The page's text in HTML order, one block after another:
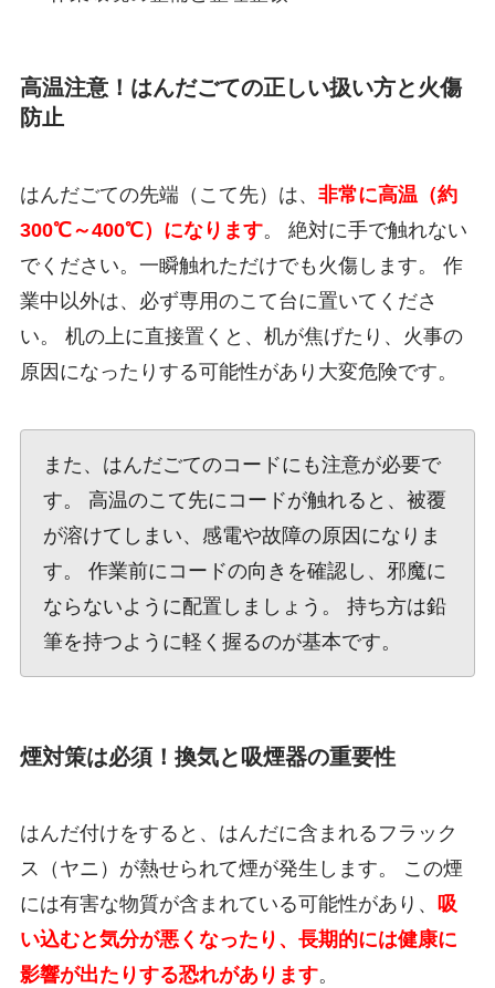
高温注意！はんだごての正しい扱い方と火傷
防止
はんだごての先端（こて先）は、 非常に高温（約
300℃～400℃）になります。 絶対に手で触れない
でください。一瞬触れただけでも火傷します。 作
業中以外は、必ず専用のこて台に置いてくださ
い。 机の上に直接置くと、机が焦げたり、火事の
原因になったりする可能性があり大変危険です。
また、はんだごてのコードにも注意が必要で
す。 高温のこて先にコードが触れると、被覆
が溶けてしまい、感電や故障の原因になりま
す。 作業前にコードの向きを確認し、邪魔に
ならないように配置しましょう。 持ち方は鉛
筆を持つように軽く握るのが基本です。
煙対策は必須！換気と吸煙器の重要性
はんだ付けをすると、はんだに含まれるフラック
ス（ヤニ）が熱せられて煙が発生します。 この煙
には有害な物質が含まれている可能性があり、 吸
い込むと気分が悪くなったり、長期的には健康に
影響が出たりする恐れがあります。